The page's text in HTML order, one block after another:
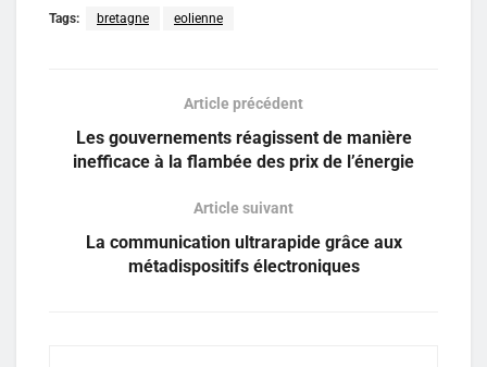
Tags: bretagne eolienne
Article précédent
Les gouvernements réagissent de manière
inefficace à la flambée des prix de l’énergie
Article suivant
La communication ultrarapide grâce aux
métadispositifs électroniques